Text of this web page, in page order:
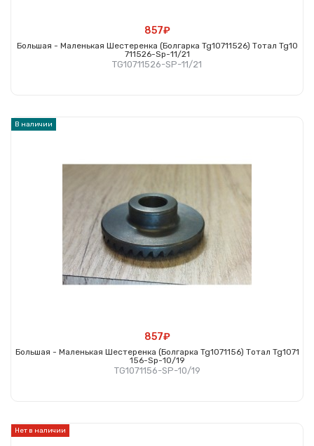
857₽
Большая - Маленькая Шестеренка (болгарка Tg10711526) Тотал Tg10
711526-Sp-11/21
TG10711526-SP-11/21
В наличии
857₽
Большая - Маленькая Шестеренка (болгарка Tg1071156) Тотал Tg1071
156-Sp-10/19
TG1071156-SP-10/19
Нет в наличии